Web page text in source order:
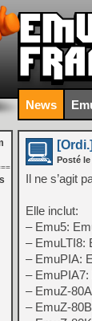
News
[Ordi.]
Posté le
Il ne s’agit
Elle inclut:
– Emu5:
– EmuLTI8:
– EmuPIA:
– EmuPIA7:
– EmuZ-
– EmuZ-